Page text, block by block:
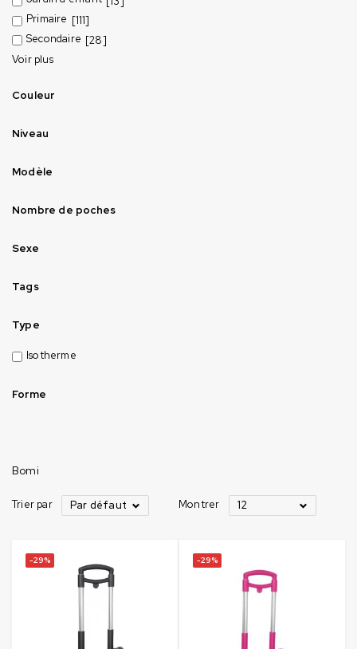
Primaire [111]
Secondaire [28]
Voir plus
Couleur
Niveau
Modèle
Nombre de poches
Sexe
Tags
Type
Isotherme
Forme
Bomi
Trier par Par défaut Montrer 12
-29% -29%